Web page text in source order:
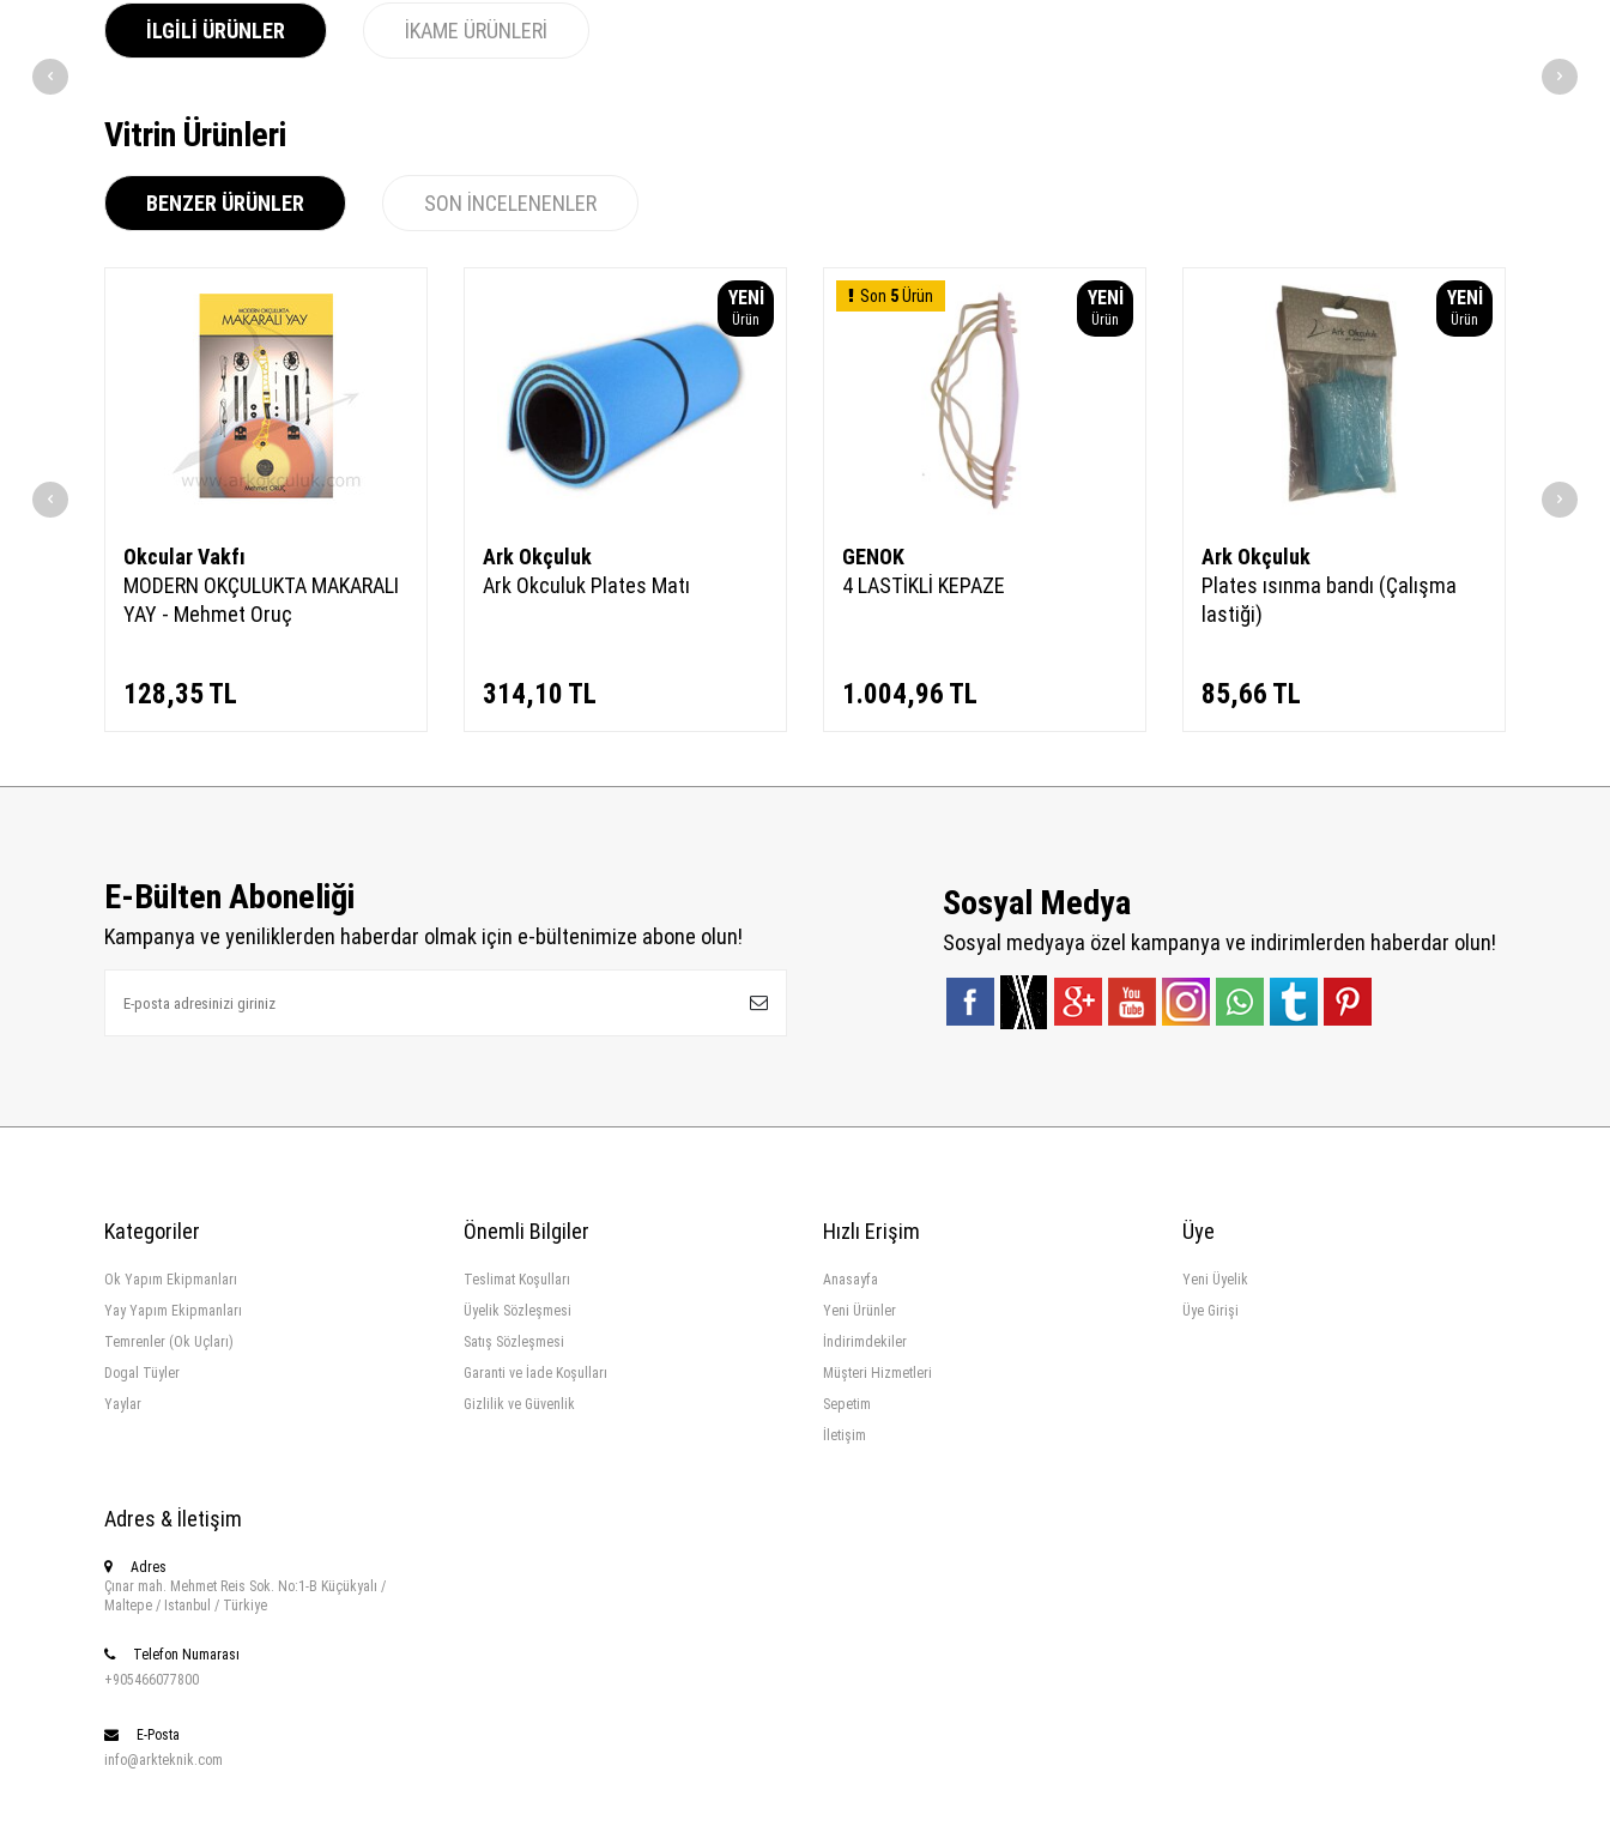
İLGILI ÜRÜNLER İKAME ÜRÜNLERI
Vitrin Ürünleri
BENZER ÜRÜNLER SON İNCELENENLER
Okcular Vakfı
MODERN OKÇULUKTA MAKARALI
YAY - Mehmet Oruç
128,35TL
YENI
Ürün
Ark Okçuluk
Ark Okculuk Plates Matı
314,10 TL
YENI
Ürün
Son 5Ürün
GENOK
4 LASTİKLİ KEPAZE
1.004,96 TL
YENI
Ürün
Ark Okçuluk
Plates ısınma bandı (Çalışma
lastiği)
85,66 TL
E-Bülten Aboneliği
Kampanya ve yeniliklerden haberdar olmak için e-bültenimize abone olun!
Sosyal Medya
Sosyal medyaya özel kampanya ve indirimlerden haberdar olun!
Kategoriler
Ok Yapım Ekipmanları
Yay Yapım Ekipmanları
Temrenler (Ok Uçları)
Dogal Tüyler
Yaylar
Önemli Bilgiler
Teslimat Koşulları
Üyelik Sözleşmesi
Satış Sözleşmesi
Garanti ve İade Koşulları
Gizlilik ve Güvenlik
Hızlı Erişim
Anasayfa
Yeni Ürünler
İndirimdekiler
Müşteri Hizmetleri
Sepetim
İletişim
Üye
Yeni Üyelik
Üye Girişi
Adres & İletişim
Adres
Çınar mah. Mehmet Reis Sok. No:1-B Küçükyalı /
Maltepe / Istanbul / Türkiye
Telefon Numarası
+905466077800
E-Posta
info@arkteknik.com